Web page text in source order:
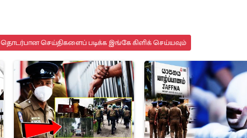
தொடர்பான செய்திகளைப் படிக்க இங்கே கிளிக் செய்யவும்